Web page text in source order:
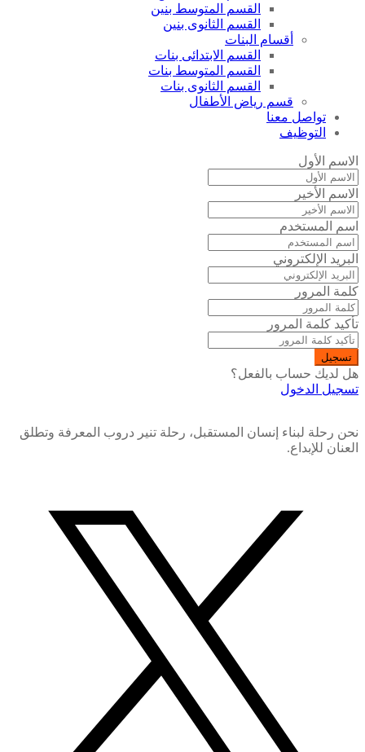
القسم المتوسط بنين
القسم الثانوى بنين
أقسام البنات
القسم الابتدائى بنات
القسم المتوسط بنات
القسم الثانوى بنات
قسم رياض الأطفال
تواصل معنا
التوظيف
الاسم الأول
الاسم الأخير
اسم المستخدم
البريد الإلكتروني
كلمة المرور
تأكيد كلمة المرور
تسجيل
هل لديك حساب بالفعل؟
تسجيل الدخول
نحن رحلة لبناء إنسان المستقبل، رحلة تنير دروب المعرفة وتطلق
العنان للإبداع.